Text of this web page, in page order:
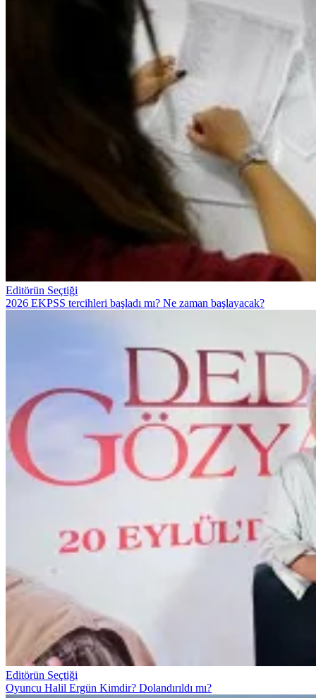
Editörün Seçtiği
2026 EKPSS tercihleri başladı mı? Ne zaman başlayacak?
Editörün Seçtiği
Oyuncu Halil Ergün Kimdir? Dolandırıldı mı?